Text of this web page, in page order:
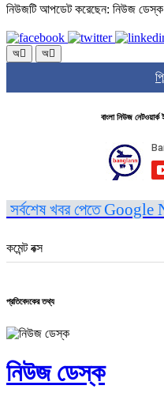
নিউজটি আপডেট করেছেন: নিউজ
অ অ
বাংলা নিউজ
সর্বশেষ খবর পেতে
কমেন্ট বক্স
প্রতিবেদকের তথ্য
নিউজ ডেস্ক